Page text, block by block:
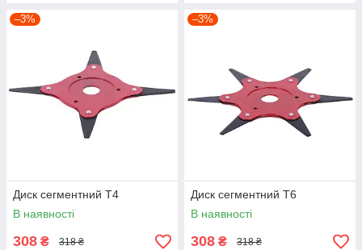
–3%
Диск сегментний Т4
В наявності
308 ₴ 318 ₴
–3%
Диск сегментний Т6
В наявності
308 ₴ 318 ₴